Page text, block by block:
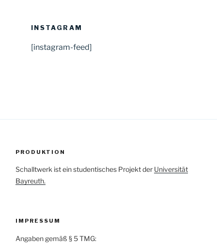
INSTAGRAM
[instagram-feed]
PRODUKTION
Schalltwerk ist ein studentisches Projekt der Universität
Bayreuth.
IMPRESSUM
Angaben gemäß § 5 TMG: